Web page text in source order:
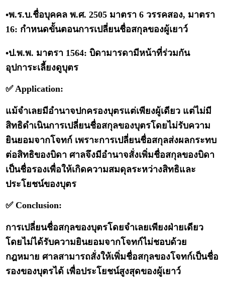
•พ.ร.บ.ชื่อบุคคล พ.ศ. 2505 มาตรา 6 วรรคสอง, มาตรา
16: กำหนดขั้นตอนการเปลี่ยนชื่อสกุลของผู้เยาว์
•ป.พ.พ. มาตรา 1564: บิดามารดามีหน้าที่ร่วมกัน
อุปการะเลี้ยงดูบุตร
✅ Application:
แม้จำเลยมีอำนาจปกครองบุตรแต่เพียงผู้เดียว แต่ไม่มี
สิทธิดำเนินการเปลี่ยนชื่อสกุลของบุตรโดยไม่รับความ
ยินยอมจากโจทก์ เพราะการเปลี่ยนชื่อสกุลส่งผลกระทบ
ต่อสิทธิของบิดา ศาลจึงมีอำนาจสั่งเพิ่มชื่อสกุลของบิดา
เป็นชื่อรองเพื่อให้เกิดความสมดุลระหว่างสิทธิและ
ประโยชน์ของบุตร
✅ Conclusion:
การเปลี่ยนชื่อสกุลของบุตรโดยจำเลยเพียงฝ่ายเดียว
โดยไม่ได้รับความยินยอมจากโจทก์ไม่ชอบด้วย
กฎหมาย ศาลสามารถสั่งให้เพิ่มชื่อสกุลของโจทก์เป็นชื่อ
รองของบุตรได้ เพื่อประโยชน์สูงสุดของผู้เยาว์